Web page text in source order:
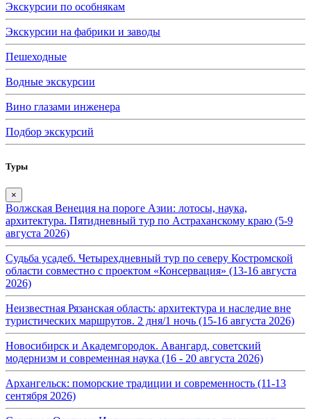
Экскурсии по особнякам
Экскурсии на фабрики и заводы
Пешеходные
Водные экскурсии
Вино глазами инженера
Подбор экскурсий
Туры
×
Волжская Венеция на пороге Азии: лотосы, наука,
архитектура. Пятидневный тур по Астраханскому краю (5-9
августа 2026)
Судьба усадеб. Четырехдневный тур по северу Костромской
области совместно с проектом «Консервация» (13-16 августа
2026)
Неизвестная Рязанская область: архитектура и наследие вне
туристических маршрутов. 2 дня/1 ночь (15-16 августа 2026)
Новосибирск и Академгородок. Авангард, советский
модернизм и современная наука (16 - 20 августа 2026)
Архангельск: поморские традиции и современность (11-13
сентября 2026)